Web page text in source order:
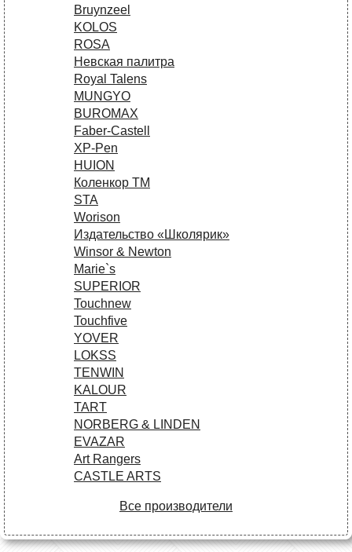
Bruynzeel
KOLOS
ROSA
Невская палитра
Royal Talens
MUNGYO
BUROMAX
Faber-Castell
XP-Pen
HUION
Коленкор ТМ
STA
Worison
Издательство «Школярик»
Winsor & Newton
Marie`s
SUPERIOR
Touchnew
Touchfive
YOVER
LOKSS
TENWIN
KALOUR
TART
NORBERG & LINDEN
EVAZAR
Art Rangers
CASTLE ARTS
Все производители